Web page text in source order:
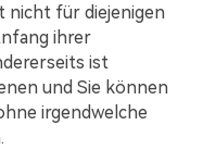
nicht für diejenigen
ihrer
ist
und Sie können
irgendwelche